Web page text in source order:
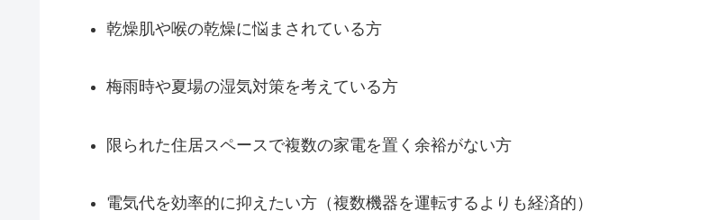
乾燥肌や喉の乾燥に悩まされている方
梅雨時や夏場の湿気対策を考えている方
限られた住居スペースで複数の家電を置く余裕がない方
電気代を効率的に抑えたい方（複数機器を運転するよりも経済的）